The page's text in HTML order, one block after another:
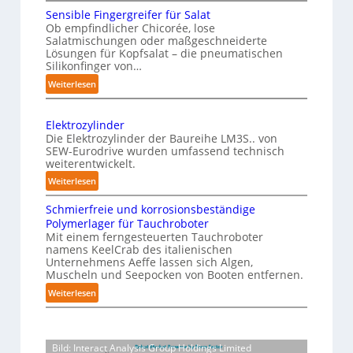
v
o
n
y
c
A
I
a
u
f
d
e
e
c
h
e
I
l
i
n
z
e
r
s
t
t
a
g
a
z
i
n
B
e
l
a
d
u
n
g
f
ü
r
K
a
o
Sensible Fingergreifer für Salat
Ob empfindlicher Chicorée, lose
Salatmischungen oder maßgeschneiderte
Lösungen für Kopfsalat – die pneumatischen
Silikonfinger von…
Weiterlesen:
S
n
s
i
b
l
i
n
g
e
r
g
e
Elektrozylinder
Die Elektrozylinder der Baureihe LM3S.. von
SEW-Eurodrive wurden umfassend technisch
weiterentwickelt.
Weiterlesen:
E
l
e
k
t
r
o
z
i
Schmierfreie und korrosionsbeständige
Polymerlager für Tauchroboter
Mit einem ferngesteuerten Tauchroboter
namens KeelCrab des italienischen
Unternehmens Aeffe lassen sich Algen,
Muscheln und Seepocken von Booten entfernen.
Weiterlesen:
S
Bild: Interact Analysis Group Holdings Limited